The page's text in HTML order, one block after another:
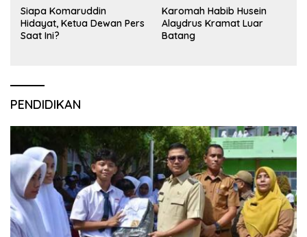
Siapa Komaruddin
Hidayat, Ketua Dewan Pers
Saat Ini?
Karomah Habib Husein
Alaydrus Kramat Luar
Batang
PENDIDIKAN